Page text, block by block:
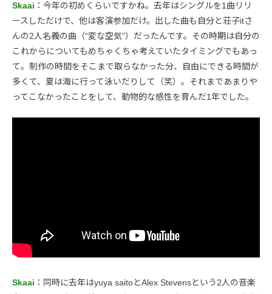
Skaai ：今年の初めくらいですかね。去年はシングルを1曲リリ
ースしただけで、他は客演参加だけ。出した曲も自分と荘子itさ
んの2人名義の曲（“変な空気”）だったんです。その時期は自分の
これからについてもめちゃくちゃ考えていたタイミングでもあっ
て。制作の時間をそこまで取らなかった分、自由にできる時間が
多くて、夏は海に行って泳いだりして（笑）。それまであまりや
ってこなかったことをして、動物的な感性を育んだ1年でした。
Skaai ：同時に去年はyuya saitoとAlex Stevensという2人の音楽